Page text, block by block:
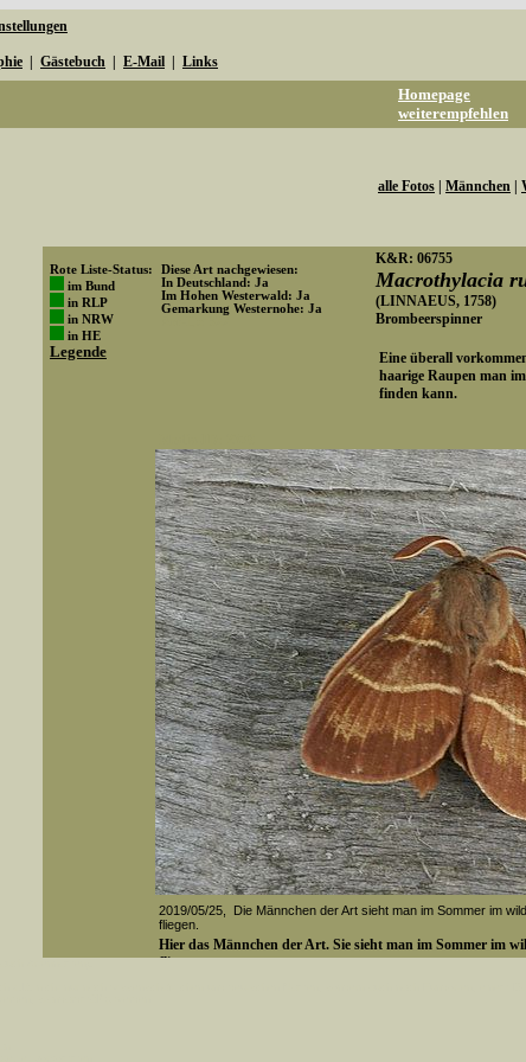
Gästebuch E-Mail Links
Homepage
weiterempfehlen
alle Fotos Männchen
Rote Liste-Status:
im Bund
in RLP
in NRW
in HE
Legende
Diese Art nachgewiesen:
In Deutschland: Ja
Im Hohen Westerwald: Ja
Gemarkung Westernohe: Ja
K&R: 06755
Macrothylacia
(LINNAEUS, 1758)
Brombeerspinner
Eine überall
haarige Raupen man
finden kann.
2019/05/25, Die Männchen der Art sieht man im Sommer im
fliegen.
Hier das Männchen der Art. Sie sieht man im Sommer im
fliegen.